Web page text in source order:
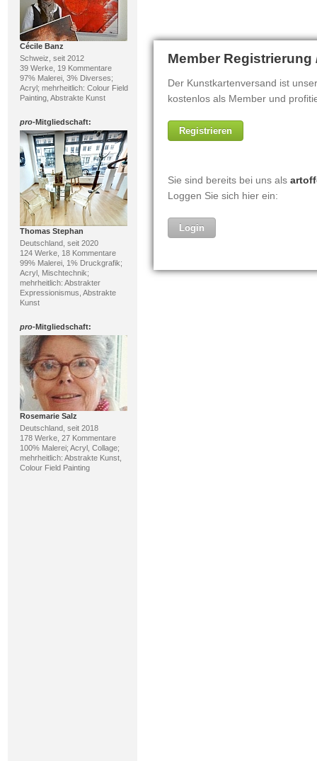
Cécile Banz
Schweiz, seit 2012
39 Werke, 19 Kommentare
97% Malerei, 3% Diverses;
Acryl; mehrheitlich: Colour Field
Painting, Abstrakte Kunst
pro-Mitgliedschaft:
Thomas Stephan
Deutschland, seit 2020
124 Werke, 18 Kommentare
99% Malerei, 1% Druckgrafik;
Acryl, Mischtechnik;
mehrheitlich: Abstrakter
Expressionismus, Abstrakte
Kunst
pro-Mitgliedschaft:
Rosemarie Salz
Deutschland, seit 2018
178 Werke, 27 Kommentare
100% Malerei; Acryl, Collage;
mehrheitlich: Abstrakte Kunst,
Colour Field Painting